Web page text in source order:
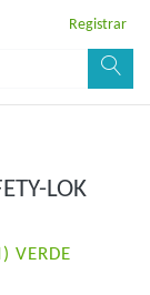
Registrar
LOK